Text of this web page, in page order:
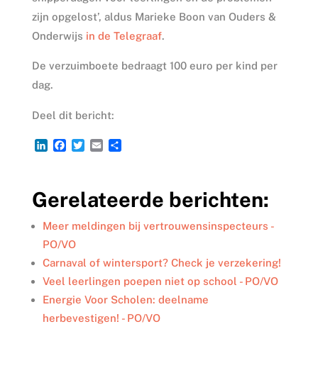
zijn opgelost’, aldus Marieke Boon van Ouders &
Onderwijs in de Telegraaf.
De verzuimboete bedraagt 100 euro per kind per
dag.
Deel dit bericht:
L
e
d
I
n
F
b
o
o
k
T
t
e
r
E
l
D
n
Gerelateerde berichten:
Meer meldingen bij vertrouwensinspecteurs -
PO/VO
Carnaval of wintersport? Check je verzekering!
Veel leerlingen poepen niet op school - PO/VO
Energie Voor Scholen: deelname
herbevestigen! - PO/VO